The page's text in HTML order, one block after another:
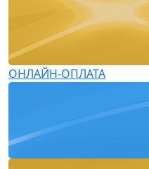
ОНЛАЙН-ОПЛАТА